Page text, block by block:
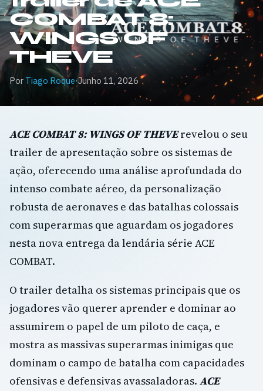
COMBAT 8:
WINGS OF
THEVE
Por Tiago Roque·Junho 11, 2026
ACE COMBAT 8: WINGS OF THEVErevelou o seu
trailer de apresentação sobre os sistemas de
ação, oferecendo uma análise aprofundada do
intenso combate aéreo, da personalização
robusta de aeronaves e das batalhas colossais
com superarmas que aguardam os jogadores
nesta nova entrega da lendária série ACE
COMBAT.
O trailer detalha os sistemas principais que os
jogadores vão querer aprender e dominar ao
assumirem o papel de um piloto de caça, e
mostra as massivas superarmas inimigas que
dominam o campo de batalha com capacidades
ofensivas e defensivas avassaladoras. ACE